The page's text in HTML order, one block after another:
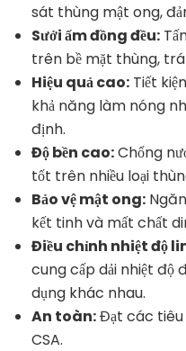
sát thùng mật ong,
Sưởi ấm đồng đều:
trên bề mặt thùng,
Hiệu quả cao: Tiết
khả năng làm nóng
định.
Độ bền cao:Chống
tốt trên nhiều loại
Bảo vệ mật ong:
kết tinh và mất chất
Điều chỉnh nhiệt độ
cung cấp dải nhiệt độ
dụng khác nhau.
An toàn:Đạt các tiêu
CSA.